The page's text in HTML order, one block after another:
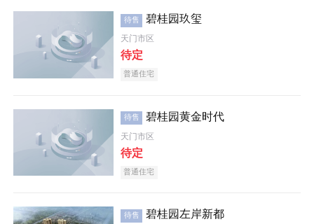
效果图
待售 碧桂园玖玺
天门市区
待定
普通住宅
待售 碧桂园黄金时代
天门市区
待定
普通住宅
待售 碧桂园左岸新都